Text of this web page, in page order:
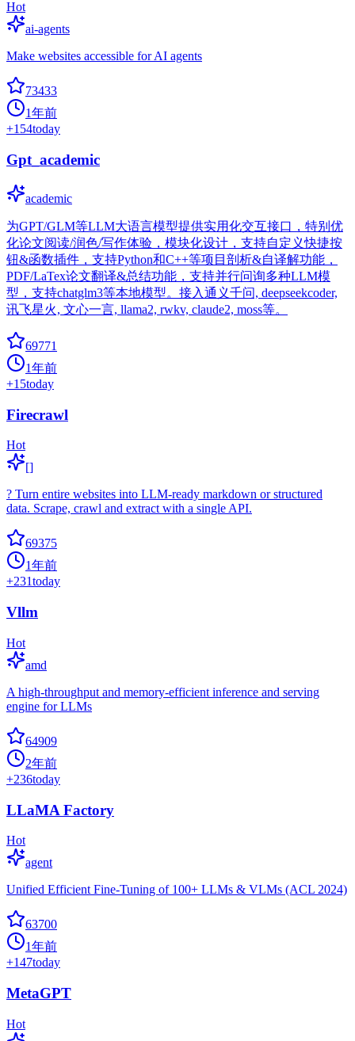
Hot
ai-agents
Make websites accessible for AI agents
73433
1年前
+154today
Gpt_academic
academic
为GPT/GLM等LLM大语言模型提供实用化交互接口，特别优
化论文阅读/润色/写作体验，模块化设计，支持自定义快捷按
钮&函数插件，支持Python和C++等项目剖析&自译解功能，
PDF/LaTex论文翻译&总结功能，支持并行问询多种LLM模
型，支持chatglm3等本地模型。接入通义千问, deepseekcoder,
讯飞星火, 文心一言, llama2, rwkv, claude2, moss等。
69771
1年前
+15today
Firecrawl
Hot
[]
? Turn entire websites into LLM-ready markdown or structured
data. Scrape, crawl and extract with a single API.
69375
1年前
+231today
Vllm
Hot
amd
A high-throughput and memory-efficient inference and serving
engine for LLMs
64909
2年前
+236today
LLaMA Factory
Hot
agent
Unified Efficient Fine-Tuning of 100+ LLMs & VLMs (ACL 2024)
63700
1年前
+147today
MetaGPT
Hot